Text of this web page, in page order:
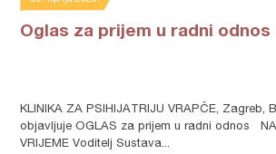
Oglas za prijem u radni odnos
KLINIKA ZA PSIHIJATRIJU VRAPČE, Zagreb, Bolnička cesta 32
objavljuje OGLAS za prijem u radni odnos
VRIJEME Voditelj Sustava...